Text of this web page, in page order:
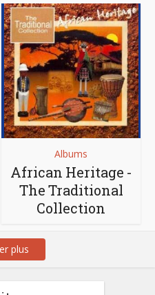
Albums
African Heritage -
The Traditional
Collection
plus